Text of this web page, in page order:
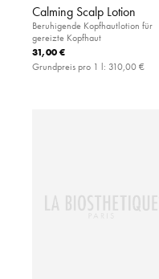
Calming Scalp Lotion
Beruhigende Kopfhautlotion für
gereizte Kopfhaut
31,00 €
Grundpreis pro 1 l: 310,00 €